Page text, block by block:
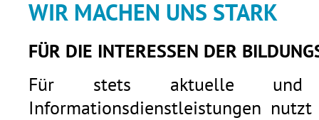
WIR MACHEN UNS STARK
FÜR DIE INTERESSEN DER
Für stets aktuelle und
Informationsdienstleistungen